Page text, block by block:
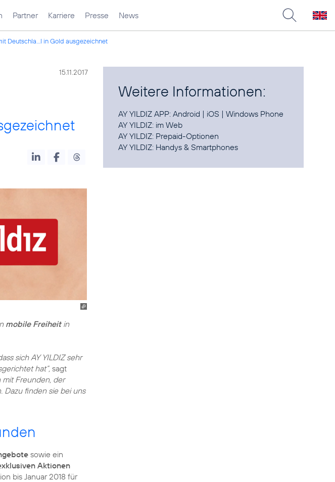
Partner Karriere Presse News
Deutschla...l in Gold ausgezeichnet
15.11.2017
mobile Freiheitin
sich AY YILDIZ sehr
hat“, sagt
mit Freunden, der
finden sie bei uns
sowie ein
Aktionen
bis Januar 2018 für
Weitere Informationen:
AY YILDIZ APP:Android | iOS |Windows Phone
AY YILDIZ: im Web
AY YILDIZ: Prepaid-Optionen
AY YILDIZ: Handys & Smartphones